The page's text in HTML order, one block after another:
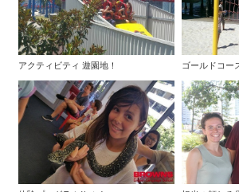
アクティビティ 遊園地！ ゴールドコー